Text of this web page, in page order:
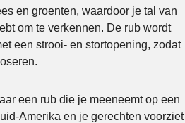
en groenten, waardoor je tal van
om te verkennen. De rub wordt
een strooi- en stortopening, zodat
een rub die je meeneemt op een
Amerika en je gerechten voorziet